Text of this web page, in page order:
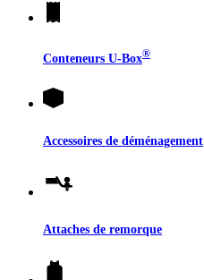
Conteneurs U-Box®
Accessoires de déménagement
Attaches de remorque